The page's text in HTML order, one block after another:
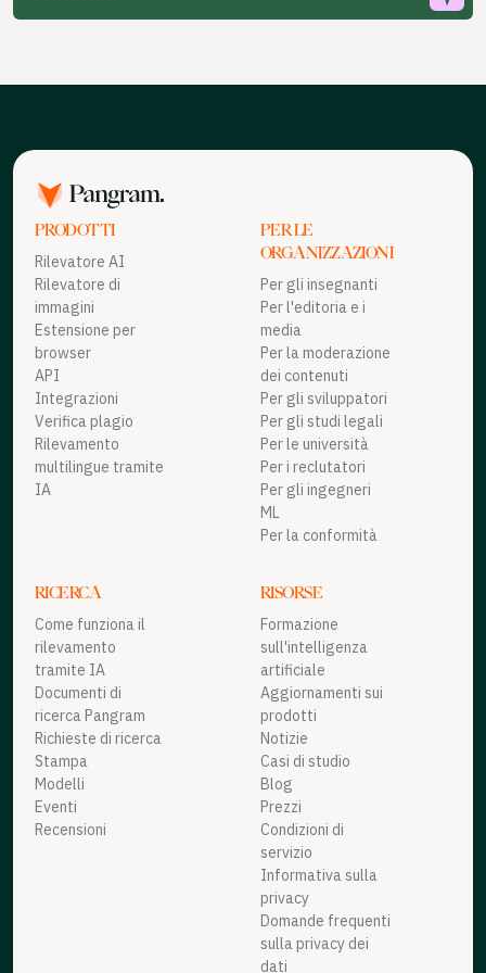
corrisponde a un documento di 100 parole. Oltre tale limite,
PRODOTTI
Rilevatore AI
Rilevatore di
immagini
Estensione per
browser
API
Integrazioni
Verifica plagio
Rilevamento
multilingue tramite
IA
PER LE
ORGANIZZAZIONI
Per gli insegnanti
Per l'editoria e i
media
Per la moderazione
dei contenuti
Per gli sviluppatori
Per gli studi legali
Per le università
Per i reclutatori
Per gli ingegneri
ML
Per la conformità
RICERCA
Come funziona il
rilevamento
tramite IA
Documenti di
ricerca Pangram
Richieste di ricerca
Stampa
Modelli
Eventi
Recensioni
RISORSE
Formazione
sull'intelligenza
artificiale
Aggiornamenti sui
prodotti
Notizie
Casi di studio
Blog
Prezzi
Condizioni di
servizio
Informativa sulla
privacy
Domande frequenti
sulla privacy dei
dati